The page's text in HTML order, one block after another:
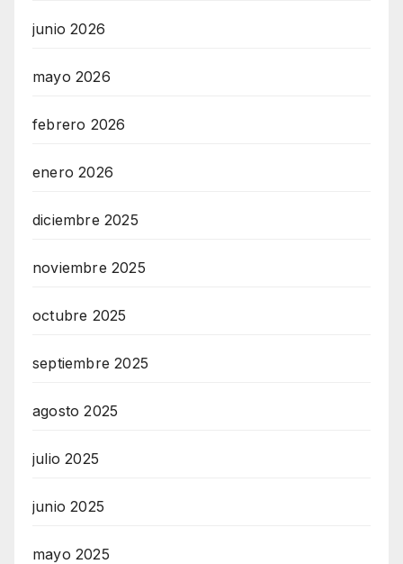
junio 2026
mayo 2026
febrero 2026
enero 2026
diciembre 2025
noviembre 2025
octubre 2025
septiembre 2025
agosto 2025
julio 2025
junio 2025
mayo 2025